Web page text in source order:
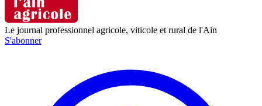
Le journal professionnel agricole, viticole et rural de l'Ain
S'abonner